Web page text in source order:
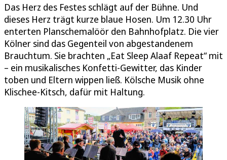
Das Herz des Festes schlägt auf der Bühne. Und
dieses Herz trägt kurze blaue Hosen. Um 12.30 Uhr
enterten Planschemalöör den Bahnhofplatz. Die vier
Kölner sind das Gegenteil von abgestandenem
Brauchtum. Sie brachten „Eat Sleep Alaaf Repeat“ mit
– ein musikalisches Konfetti-Gewitter, das Kinder
toben und Eltern wippen ließ. Kölsche Musik ohne
Klischee-Kitsch, dafür mit Haltung.